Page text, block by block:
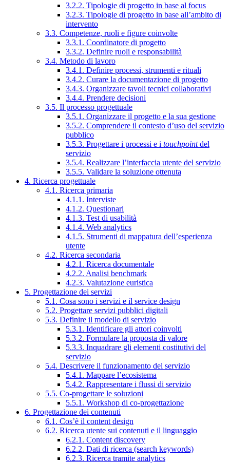
3.2.2. Tipologie di progetto in base al focus
3.2.3. Tipologie di progetto in base all’ambito di
intervento
3.3. Competenze, ruoli e figure coinvolte
3.3.1. Coordinatore di progetto
3.3.2. Definire ruoli e responsabilità
3.4. Metodo di lavoro
3.4.1. Definire processi, strumenti e rituali
3.4.2. Curare la documentazione di progetto
3.4.3. Organizzare tavoli tecnici collaborativi
3.4.4. Prendere decisioni
3.5. Il processo progettuale
3.5.1. Organizzare il progetto e la sua gestione
3.5.2. Comprendere il contesto d’uso del servizio
pubblico
3.5.3. Progettare i processi e i touchpointdel
servizio
3.5.4. Realizzare l’interfaccia utente del servizio
3.5.5. Validare la soluzione ottenuta
4. Ricerca progettuale
4.1. Ricerca primaria
4.1.1. Interviste
4.1.2. Questionari
4.1.3. Test di usabilità
4.1.4. Web analytics
4.1.5. Strumenti di mappatura dell’esperienza
utente
4.2. Ricerca secondaria
4.2.1. Ricerca documentale
4.2.2. Analisi benchmark
4.2.3. Valutazione euristica
5. Progettazione dei servizi
5.1. Cosa sono i servizi e il service design
5.2. Progettare servizi pubblici digitali
5.3. Definire il modello di servizio
5.3.1. Identificare gli attori coinvolti
5.3.2. Formulare la proposta di valore
5.3.3. Inquadrare gli elementi costitutivi del
servizio
5.4. Descrivere il funzionamento del servizio
5.4.1. Mappare l’ecosistema
5.4.2. Rappresentare i flussi di servizio
5.5. Co-progettare le soluzioni
5.5.1. Workshop di co-progettazione
6. Progettazione dei contenuti
6.1. Cos’è il content design
6.2. Ricerca utente sui contenuti e il linguaggio
6.2.1. Content discovery
6.2.2. Dati di ricerca (search keywords)
6.2.3. Ricerca tramite analytics